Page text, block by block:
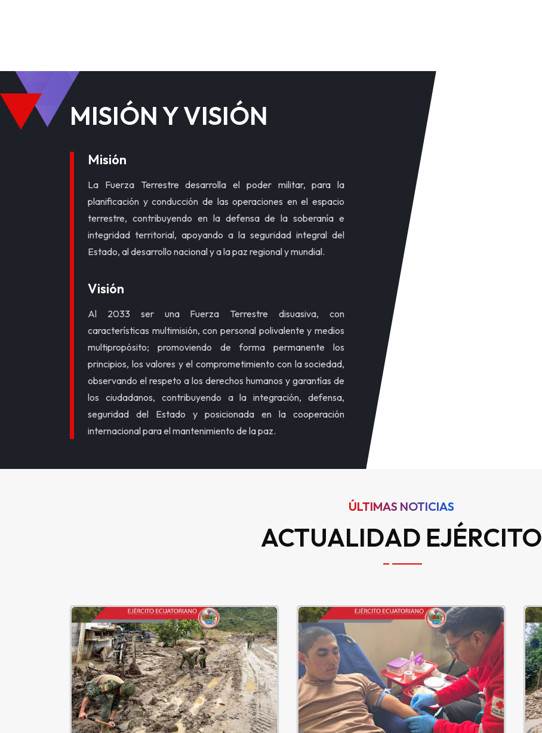
MISIÓN Y VISIÓN
Misión
La Fuerza Terrestre desarrolla el poder militar, para la
planificación y conducción de las operaciones en el espacio
terrestre, contribuyendo en la defensa de la soberanía e
integridad territorial, apoyando a la seguridad integral del
Estado, al desarrollo nacional y a la paz regional y mundial.
Visión
Al 2033 ser una Fuerza Terrestre disuasiva, con
características multimisión, con personal polivalente y medios
multipropósito; promoviendo de forma permanente los
principios, los valores y el comprometimiento con la sociedad,
observando el respeto a los derechos humanos y garantías de
los ciudadanos, contribuyendo a la integración, defensa,
seguridad del Estado y posicionada en la cooperación
internacional para el mantenimiento de la paz.
ÚLTIMAS NOTICIAS
ACTUALIDAD EJÉRCITO